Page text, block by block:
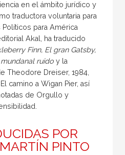
en el ámbito jurídico y
traductora voluntaria para
para América
Akal, ha traducido
Finn, El gran Gatsby,
ruido y la
Theodore Dreiser, 1984,
camino a Wigan Pier, así
de Orgullo y
POR
PINTO